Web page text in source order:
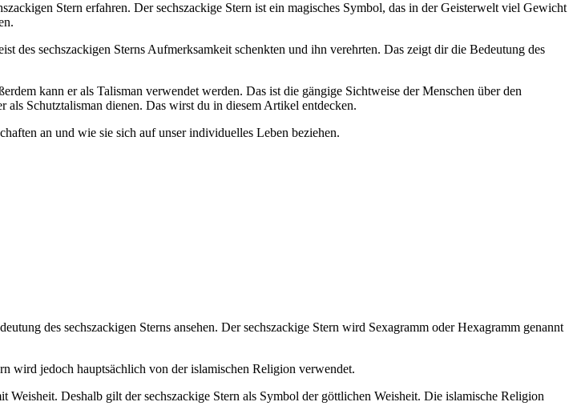
Stern erfahren. Der sechszackige Stern ist ein magisches Symbol, das in der Geisterwelt viel Gewicht
des sechszackigen Sterns Aufmerksamkeit schenkten und ihn verehrten. Das zeigt dir die Bedeutung des
kann er als Talisman verwendet werden. Das ist die gängige Sichtweise der Menschen über den
als Schutztalisman dienen. Das wirst du in diesem Artikel entdecken.
an und wie sie sich auf unser individuelles Leben beziehen.
des sechszackigen Sterns ansehen. Der sechszackige Stern wird Sexagramm oder Hexagramm genannt
wird jedoch hauptsächlich von der islamischen Religion verwendet.
Deshalb gilt der sechszackige Stern als Symbol der göttlichen Weisheit. Die islamische Religion